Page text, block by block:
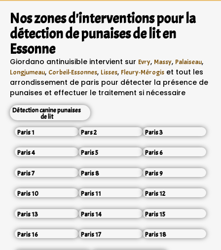
Nos zones d'interventions pour la
détection de punaises de lit en
Essonne
Giordano antinuisible intervient sur Evry, Massy, Palaiseau,
Longjumeau, Corbeil-Essonnes, Lisses, Fleury-Mérogis et tout les
arrondissement de paris pour détecter la présence de
punaises et effectuer le traitement si nécessaire
Détection canine punaises
de lit
Paris 1
Pars 2 Paris 3
Paris 4 Paris 5 Paris 6
Paris 7 Paris 8 Paris 9
Paris 10 Paris 11 Paris 12
Paris 13 Paris 14 Paris 15
Paris 16 Paris 17 Paris 18